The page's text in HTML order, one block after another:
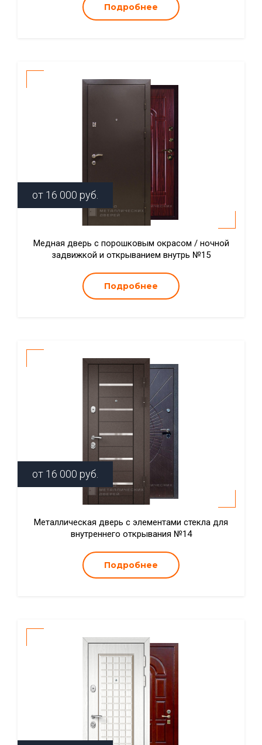
Подробнее
от 16 000 руб.
Медная дверь с порошковым окрасом / ночной
задвижкой и открыванием внутрь №15
Подробнее
от 16 000 руб.
Металлическая дверь с элементами стекла для
внутреннего открывания №14
Подробнее